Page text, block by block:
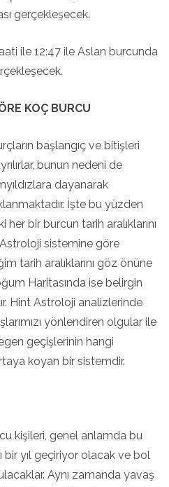
gerçekleşecek.
ile 12:47 ile Aslan burcunda
KOÇ BURCU
başlangıç ve bitişleri
bunun nedeni de
dayanarak
İşte bu yüzden
bir burcun tarih aralıklarını
sistemine göre
tarih aralıklarını göz önüne
Haritasında ise belirgin
Hint Astroloji analizlerinde
yönlendiren olgular ile
geçişlerinin hangi
koyan bir sistemdir.
kişileri, genel anlamda bu
bir yıl geçiriyor olacak ve bol
Aynı zamanda yavaş